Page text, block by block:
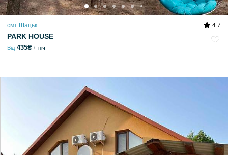
смт Шацьк 4.7
PARK HOUSE
Від 435₴ ніч